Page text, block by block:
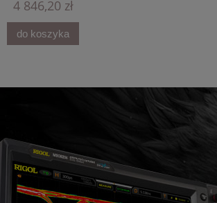
4 846,20 zł
do koszyka